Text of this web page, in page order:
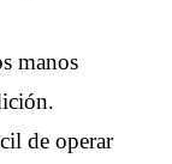
manos
de operar